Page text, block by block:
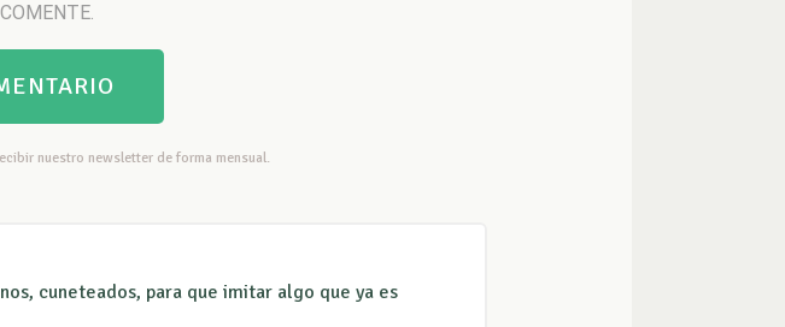
nuestro newsletter de forma mensual.
cuneteados, para que imitar algo que ya es